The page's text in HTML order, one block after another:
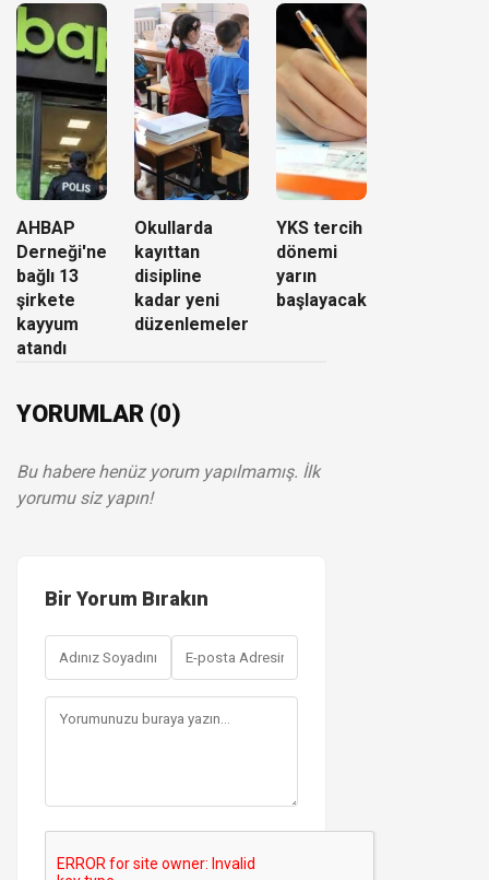
AHBAP
Derneği'ne
bağlı 13
şirkete
kayyum
atandı
Okullarda
kayıttan
disipline
kadar yeni
düzenlemeler
YKS tercih
dönemi
yarın
başlayacak
YORUMLAR (0)
Bu habere henüz yorum yapılmamış. İlk
yorumu siz yapın!
Bir Yorum Bırakın